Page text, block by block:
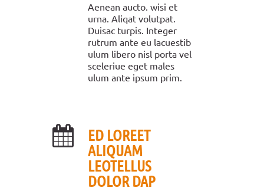
Aenean aucto. wisi et
urna. Aliqat volutpat.
Duisac turpis. Integer
rutrum ante eu lacuestib
ulum libero nisl porta vel
sceleriue eget males
ulum ante ipsum prim.
ED LOREET
ALIQUAM
LEOTELLUS
DOLOR DAP